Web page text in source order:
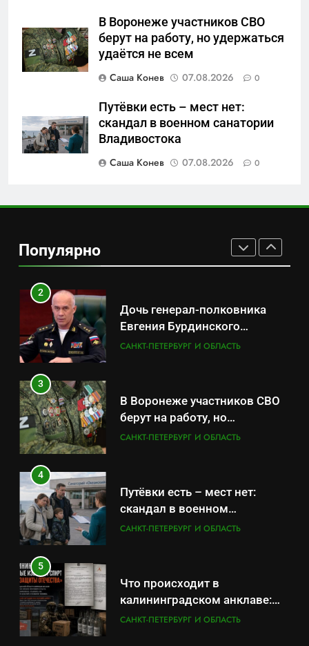
В Воронеже участников СВО
берут на работу, но удержаться
удаётся не всем
Саша Конев
07.08.2026 0
Путёвки есть – мест нет:
скандал в военном санатории
Владивостока
Саша Конев
07.08.2026 0
Популярно
Перезагрузка в Удмуртии:
Отставка Бречалова как
провалов и уязвимости
региона
САНКТ-ПЕТЕРБУРГ И ОБЛАСТЬ
Зачистка неба: Силовой
передел авиаотрасли
САНКТ-ПЕТЕРБУРГ И ОБЛАСТЬ
данные о складах с военной
продукцией: предприятия
обратились в СК
САНКТ-ПЕТЕРБУРГ И ОБЛАСТЬ
2
Дочь генерал-полковника
Евгения Бурдинского
оказывает платные услуги по
САНКТ-ПЕТЕРБУРГ И ОБЛАСТЬ
3
В Воронеже участников СВО
берут на работу, но
удержаться удаётся не всем
САНКТ-ПЕТЕРБУРГ И ОБЛАСТЬ
4
Путёвки есть – мест нет:
скандал в военном
санатории Владивостока
САНКТ-ПЕТЕРБУРГ И ОБЛАСТЬ
5
Что происходит в
калининградском анклаве:
военные изымают спирт «для
САНКТ-ПЕТЕРБУРГ И ОБЛАСТЬ